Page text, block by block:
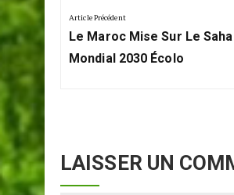
de
l’article
Article Précédent
Previous
Post:
Le Maroc Mise Sur Le
Mondial 2030 Écolo
LAISSER UN